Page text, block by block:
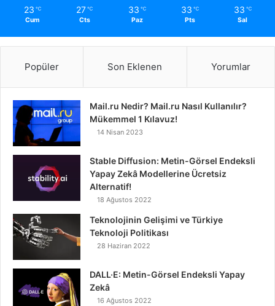
23 ℃
Cum
27 ℃
Cts
33 ℃
Paz
33 ℃
Pts
33 ℃
Sal
Popüler Son Eklenen Yorumlar
Mail.ru Nedir? Mail.ru Nasıl Kullanılır?
Mükemmel 1 Kılavuz!
14 Nisan 2023
Stable Diffusion: Metin-Görsel Endeksli
Yapay Zekâ Modellerine Ücretsiz
Alternatif!
18 Ağustos 2022
Teknolojinin Gelişimi ve Türkiye
Teknoloji Politikası
28 Haziran 2022
DALL·E: Metin-Görsel Endeksli Yapay
Zekâ
16 Ağustos 2022